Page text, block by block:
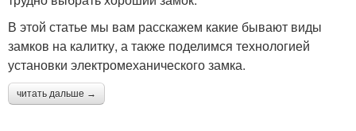
В этой статье мы вам расскажем какие бывают виды
замков на калитку, а также поделимся технологией
установки электромеханического замка.
читать дальше →